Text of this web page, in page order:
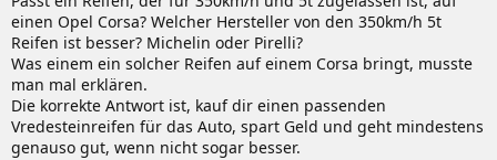
einen Opel Corsa? Welcher Hersteller von den 350km/h 5t
Reifen ist besser? Michelin oder Pirelli?
Was einem ein solcher Reifen auf einem Corsa bringt, musste
man mal erklären.
Die korrekte Antwort ist, kauf dir einen passenden
Vredesteinreifen für das Auto, spart Geld und geht mindestens
genauso gut, wenn nicht sogar besser.